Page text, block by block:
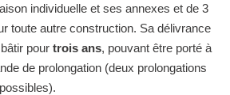
individuelle et ses annexes et de 3
toute autre construction. Sa délivrance
pour trois ans, pouvant être porté à
de prolongation (deux prolongations